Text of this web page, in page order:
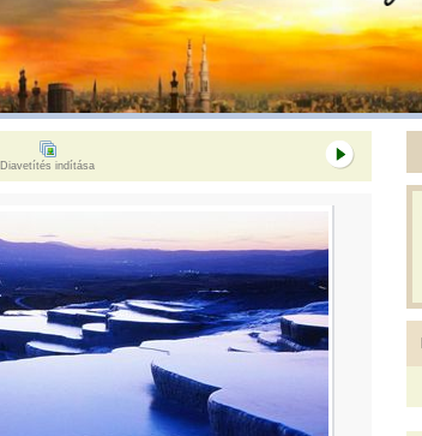
Diavetítés indítása